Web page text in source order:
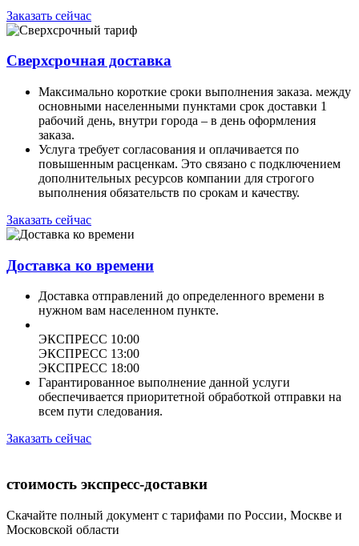
Заказать сейчас
Сверхсрочная доставка
Максимально короткие сроки выполнения заказа. между
основными населенными пунктами срок доставки 1
рабочий день, внутри города – в день оформления
заказа.
Услуга требует согласования и оплачивается по
повышенным расценкам. Это связано с подключением
дополнительных ресурсов компании для строгого
выполнения обязательств по срокам и качеству.
Заказать сейчас
Доставка ко времени
Доставка отправлений до определенного времени в
нужном вам населенном пункте.
ЭКСПРЕСС 10:00
ЭКСПРЕСС 13:00
ЭКСПРЕСС 18:00
Гарантированное выполнение данной услуги
обеспечивается приоритетной обработкой отправки на
всем пути следования.
Заказать сейчас
стоимость экспресс-доставки
Скачайте полный документ с тарифами по России, Москве и
Московской области